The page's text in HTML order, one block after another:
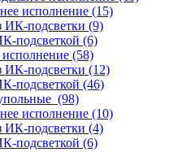
исполнение (15)
ИК-подсветки (9)
подсветкой (6)
(58)
ИК-подсветки (12)
подсветкой (46)
(98)
исполнение (10)
ИК-подсветки (4)
подсветкой (6)